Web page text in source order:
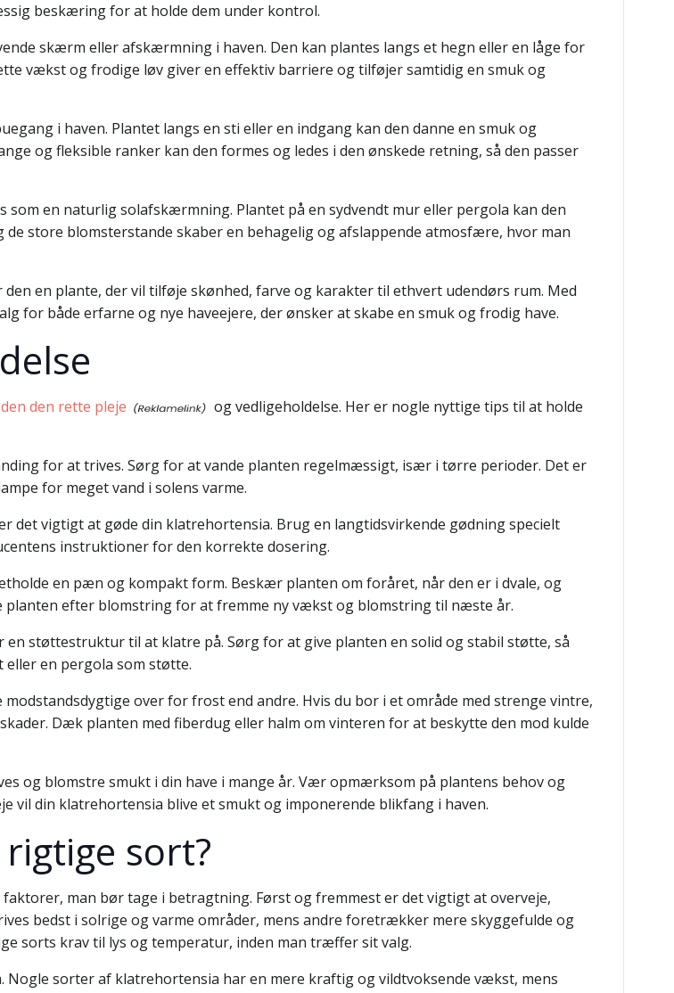
beskæring for at holde dem under kontrol.
skærm eller afskærmning i haven. Den kan plantes langs et hegn eller en låge for
vækst og frodige løv giver en effektiv barriere og tilføjer samtidig en smuk og
i haven. Plantet langs en sti eller en indgang kan den danne en smuk og
og fleksible ranker kan den formes og ledes i den ønskede retning, så den passer
en naturlig solafskærmning. Plantet på en sydvendt mur eller pergola kan den
store blomsterstande skaber en behagelig og afslappende atmosfære, hvor man
en plante, der vil tilføje skønhed, farve og karakter til ethvert udendørs rum. Med
for både erfarne og nye haveejere, der ønsker at skabe en smuk og frodig have.
den rette pleje
og vedligeholdelse. Her er nogle nyttige tips til at holde
for at trives. Sørg for at vande planten regelmæssigt, især i tørre perioder. Det er
for meget vand i solens varme.
det vigtigt at gøde din klatrehortensia. Brug en langtidsvirkende gødning specielt
instruktioner for den korrekte dosering.
en pæn og kompakt form. Beskær planten om foråret, når den er i dvale, og
planten efter blomstring for at fremme ny vækst og blomstring til næste år.
støttestruktur til at klatre på. Sørg for at give planten en solid og stabil støtte, så
eller en pergola som støtte.
over for frost end andre. Hvis du bor i et område med strenge vintre,
Dæk planten med fiberdug eller halm om vinteren for at beskytte den mod kulde
og blomstre smukt i din have i mange år. Vær opmærksom på plantens behov og
vil din klatrehortensia blive et smukt og imponerende blikfang i haven.
sort?
man bør tage i betragtning. Først og fremmest er det vigtigt at overveje,
bedst i solrige og varme områder, mens andre foretrækker mere skyggefulde og
sorts krav til lys og temperatur, inden man træffer sit valg.
sorter af klatrehortensia har en mere kraftig og vildtvoksende vækst, mens